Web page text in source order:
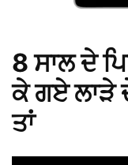
8 ਸਾਲ ਦੇ
ਕੇ ਗਏ ਲਾੜੇ
ਤਾਂ